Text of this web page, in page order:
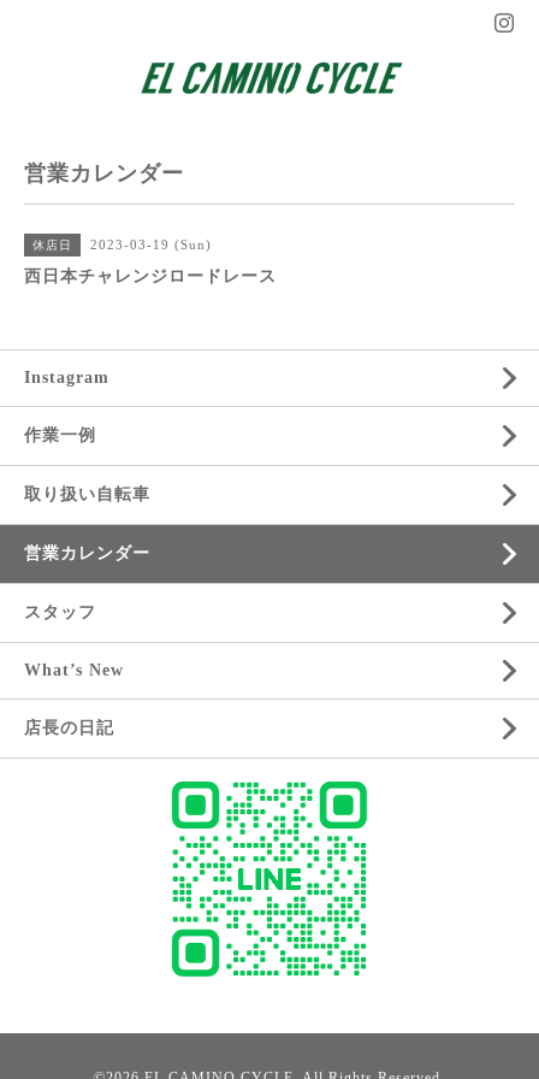
営業カレンダー
休店日 2023-03-19 (Sun)
西日本チャレンジロードレース
Instagram
作業一例
取り扱い自転車
営業カレンダー
スタッフ
What’s New
店長の日記